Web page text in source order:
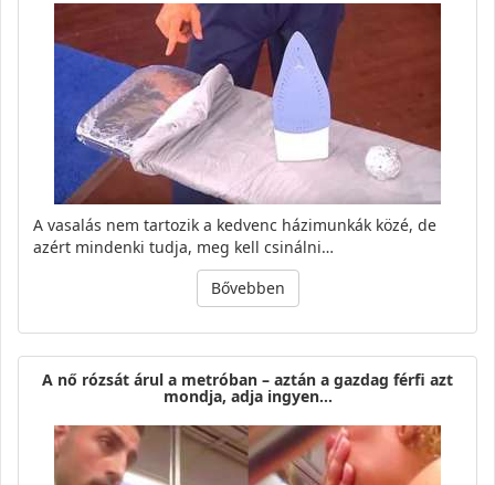
A vasalás nem tartozik a kedvenc házimunkák közé, de
azért mindenki tudja, meg kell csinálni…
Bővebben
A nő rózsát árul a metróban – aztán a gazdag férfi azt
mondja, adja ingyen…